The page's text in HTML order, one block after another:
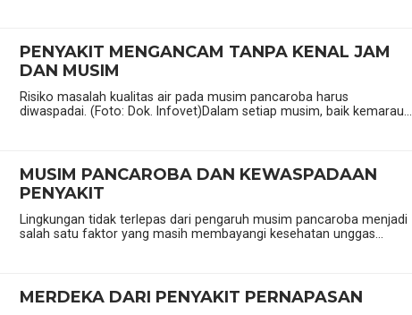
PENYAKIT MENGANCAM TANPA KENAL JAM
DAN MUSIM
Risiko masalah kualitas air pada musim pancaroba harus
diwaspadai. (Foto: Dok. Infovet)Dalam setiap musim, baik kemarau...
MUSIM PANCAROBA DAN KEWASPADAAN
PENYAKIT
Lingkungan tidak terlepas dari pengaruh musim pancaroba menjadi
salah satu faktor yang masih membayangi kesehatan unggas...
MERDEKA DARI PENYAKIT PERNAPASAN